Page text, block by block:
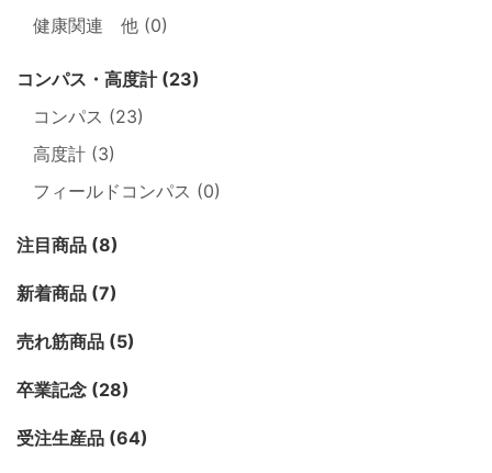
健康関連 他 (0)
コンパス・高度計 (23)
コンパス (23)
高度計 (3)
フィールドコンパス (0)
注目商品 (8)
新着商品 (7)
売れ筋商品 (5)
卒業記念 (28)
受注生産品 (64)